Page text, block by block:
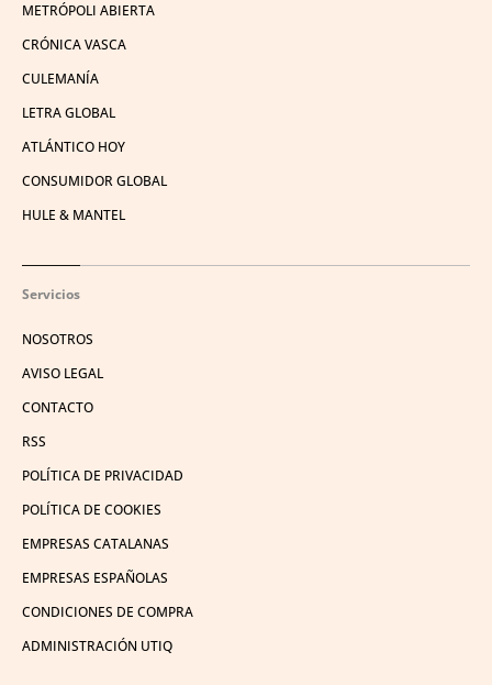
METRÓPOLI ABIERTA
CRÓNICA VASCA
CULEMANÍA
LETRA GLOBAL
ATLÁNTICO HOY
CONSUMIDOR GLOBAL
HULE & MANTEL
Servicios
NOSOTROS
AVISO LEGAL
CONTACTO
RSS
POLÍTICA DE PRIVACIDAD
POLÍTICA DE COOKIES
EMPRESAS CATALANAS
EMPRESAS ESPAÑOLAS
CONDICIONES DE COMPRA
ADMINISTRACIÓN UTIQ